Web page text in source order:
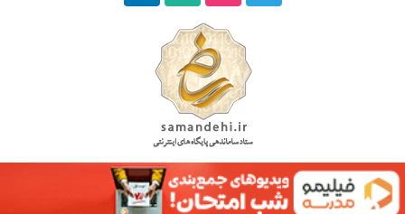
© صاحب امتیاز تمامی حقوق وبلاگ، کانال تخفیفمی‌باشد.
1405 – 1395